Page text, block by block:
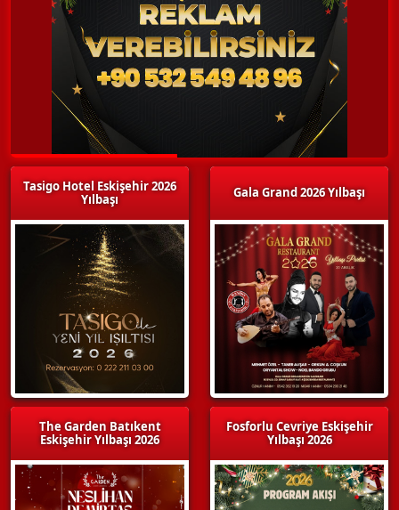
Tasigo Hotel Eskişehir 2026
Yılbaşı
The Garden Batıkent
Eskişehir Yılbaşı 2026
Gala Grand 2026 Yılbaşı
Fosforlu Cevriye Eskişehir
Yılbaşı 2026